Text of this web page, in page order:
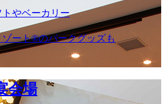
やベーカリー
ート®のパークグッズも
会場